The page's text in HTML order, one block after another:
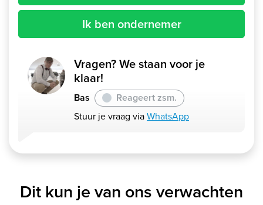
Ik ben ondernemer
Vragen? We staan voor je
klaar!
Bas Reageert zsm.
Stuur je vraag viaWhatsApp
Dit kun je van ons verwachten